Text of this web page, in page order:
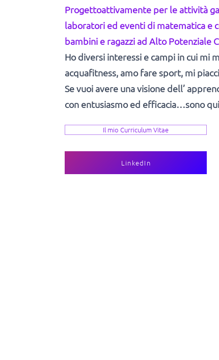
Progettoattivamente per le attività
laboratori ed eventi di matematica e
bambini e ragazzi ad Alto Potenziale
Ho diversi interessi e campi in cui mi
acquafitness, amo fare sport, mi
Se vuoi avere una visione dell’
con entusiasmo ed efficacia…sono
Il mio Curriculum Vitae
LinkedIn